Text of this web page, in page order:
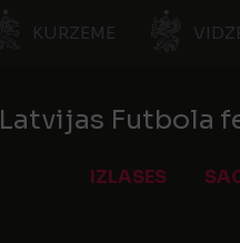
KURZEME
Latvijas Futbola
IZLASES